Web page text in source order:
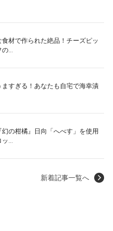
材で作られた絶品！チーズピッ
...
すぎる！あなたも自宅で海幸漬
の柑橘』日向「へべす」を使用
...
新着記事一覧へ